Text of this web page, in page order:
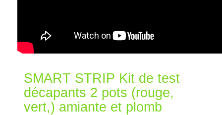
SMART STRIP Kit de test
décapants 2 pots (rouge,
vert,) amiante et plomb